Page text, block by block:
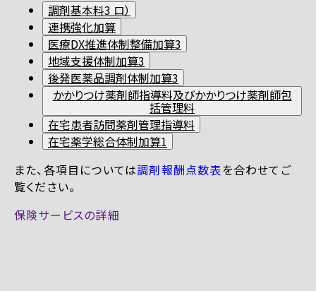
調剤基本料3 ロ）
連携強化加算
医療DX推進体制整備加算3
地域支援体制加算3
後発医薬品調剤体制加算3
かかりつけ薬剤師指導料及びかかりつけ薬剤師包
括管理料
在宅患者訪問薬剤管理指導料
在宅薬学総合体制加算1
また、各項目については調剤報酬点数表を合わせてご
覧ください。
保険サービスの詳細